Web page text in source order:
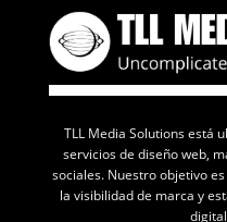
TLL Media Solutions está
servicios de diseño web,
sociales. Nuestro objetivo
la visibilidad de marca y